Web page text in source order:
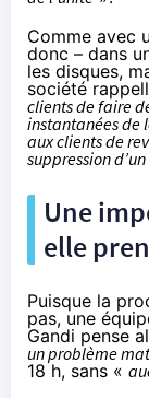
Comme avec
donc – dans
les disques,
société
clients de faire
instantanées de
aux clients de
suppression
Une
elle
Puisque la
pas, une
Gandi pense
un problème
18 h, sans «